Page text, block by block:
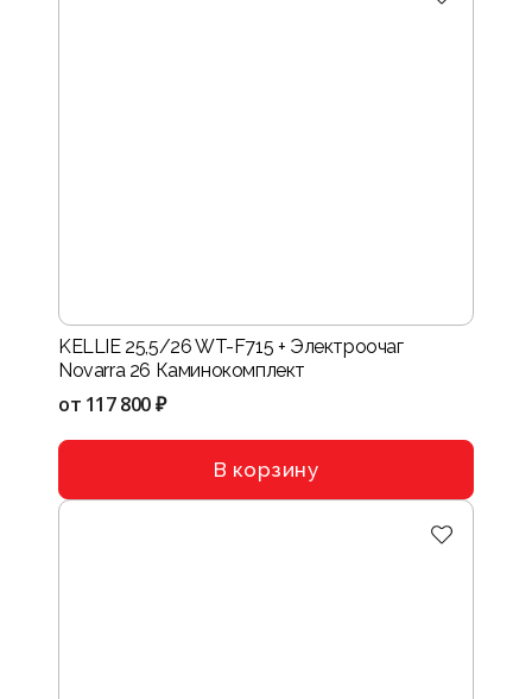
KELLIE 25,5/26 WT-F715 + Электроочаг
Novarra 26 Каминокомплект
от 117 800 ₽
В корзину